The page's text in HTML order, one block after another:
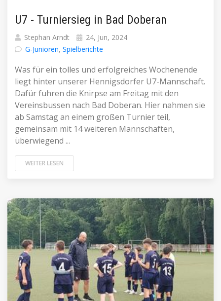
U7 - Turniersieg in Bad Doberan
Stephan Arndt
24, Jun, 2024
G-Junioren, Spielberichte
Was für ein tolles und erfolgreiches Wochenende
liegt hinter unserer Hennigsdorfer U7-Mannschaft.
Dafür fuhren die Knirpse am Freitag mit den
Vereinsbussen nach Bad Doberan. Hier nahmen sie
ab Samstag an einem großen Turnier teil,
gemeinsam mit 14 weiteren Mannschaften,
überwiegend ...
WEITER LESEN